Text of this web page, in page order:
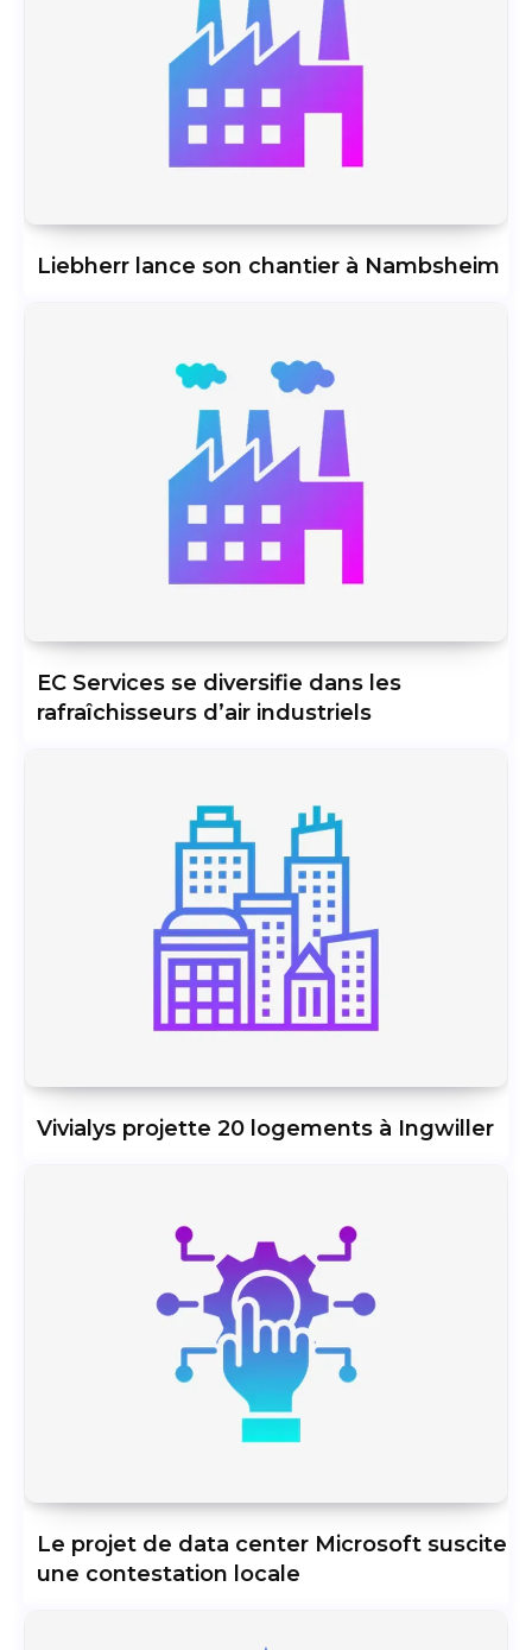
Liebherr lance son chantier à Nambsheim
EC Services se diversifie dans les
rafraîchisseurs d’air industriels
Vivialys projette 20 logements à Ingwiller
Le projet de data center Microsoft suscite
une contestation locale